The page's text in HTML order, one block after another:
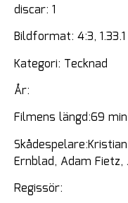
discar: 1
Bildformat: 4:3, 1.33.1
Kategori: Tecknad
År:
Filmens längd:69 min
Ernblad, Adam Fietz,
Regissör: